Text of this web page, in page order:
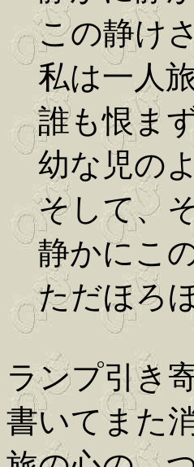
この静け
私は一人
誰も恨ま
幼な児の
そして、
静かにこ
ただほろ
ランプ引き
書いてまた